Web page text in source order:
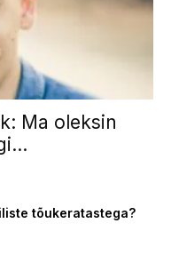
Ma oleksin
tõukeratastega?